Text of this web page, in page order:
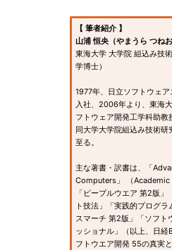
【 筆者紹介 】
山浦 恒央（やまうら つねお
東海大学 大学院 組込み技
学博士）
1977年、日立ソフトウェ
入社、2006年より、東海
フトウェア開発工学科助教
同大学大学院組込み技術研
至る。
主な著書・訳書は、「
Computers」 （Academic
「ピープルウエア 第2版」
ト技法」「実践的プログ
スマーチ 第2版」「ソフト
ッショナル」（以上、日経
フトウエア開発 55の真実